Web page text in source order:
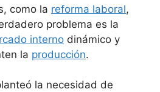
como la reforma laboral,
problema es la
interno dinámico y
la producción.
la necesidad de